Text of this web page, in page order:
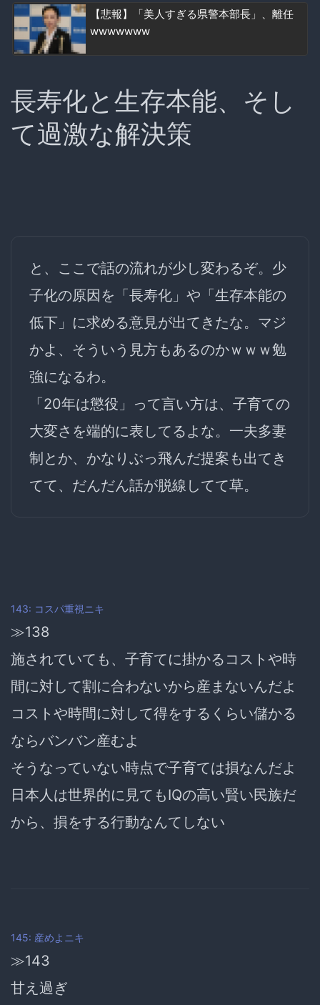
【悲報】「美人すぎる県警本部長」、離任
wwwwwww
長寿化と生存本能、そし
て過激な解決策
と、ここで話の流れが少し変わるぞ。少
子化の原因を 「長寿化」や「生存本能の
低下」 に求める意見が出てきたな。マジ
かよ、そういう見方もあるのかｗｗｗ勉
強になるわ。
「20年は懲役」って言い方は、子育ての
大変さを端的に表してるよな。一夫多妻
制とか、かなりぶっ飛んだ提案も出てき
てて、だんだん話が脱線してて草。
143: コスパ重視ニキ
≫138
施されていても、子育てに掛かるコストや時
間に対して割に合わないから産まないんだよ
コストや時間に対して得をするくらい儲かる
ならバンバン産むよ
そうなっていない時点で子育ては損なんだよ
日本人は世界的に見てもIQの高い賢い民族だ
から、損をする行動なんてしない
145: 産めよニキ
≫143
甘え過ぎ